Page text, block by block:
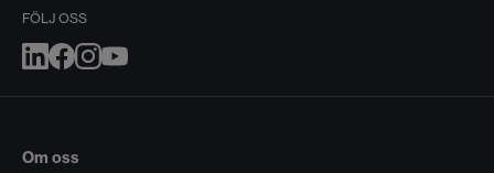
FÖLJ OSS
Om oss